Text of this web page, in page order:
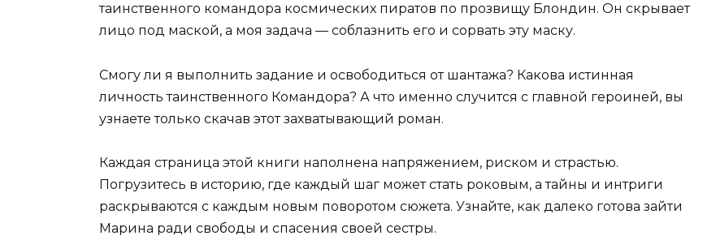
таинственного командора космических пиратов по прозвищу Блондин. Он скрывает
лицо под маской, а моя задача — соблазнить его и сорвать эту маску.
Смогу ли я выполнить задание и освободиться от шантажа? Какова истинная
личность таинственного Командора? А что именно случится с главной героиней, вы
узнаете только скачав этот захватывающий роман.
Каждая страница этой книги наполнена напряжением, риском и страстью.
Погрузитесь в историю, где каждый шаг может стать роковым, а тайны и интриги
раскрываются с каждым новым поворотом сюжета. Узнайте, как далеко готова зайти
Марина ради свободы и спасения своей сестры.